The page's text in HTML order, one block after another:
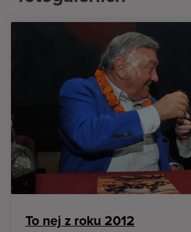
To nej z roku 2012